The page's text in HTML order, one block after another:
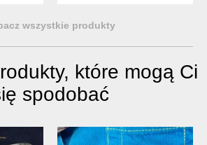
wszystkie produkty
które mogą Ci
spodobać